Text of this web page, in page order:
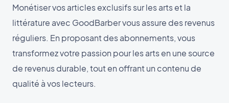
Monétiser vos articles exclusifs sur les arts et la
littérature avec GoodBarber vous assure des revenus
réguliers. En proposant des abonnements, vous
transformez votre passion pour les arts en une source
de revenus durable, tout en offrant un contenu de
qualité à vos lecteurs.